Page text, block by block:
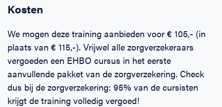
Kosten
We mogen deze training aanbieden voor € 105,- (in
plaats van € 115,-). Vrijwel alle zorgverzekeraars
vergoeden een EHBO cursus in het eerste
aanvullende pakket van de zorgverzekering. Check
dus bij de zorgverzekering: 95% van de cursisten
krijgt de training volledig vergoed!